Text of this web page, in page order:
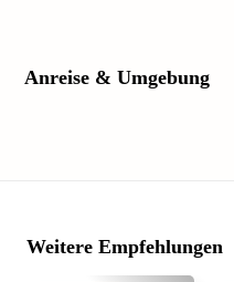
Anreise & Umgebung
Weitere Empfehlungen